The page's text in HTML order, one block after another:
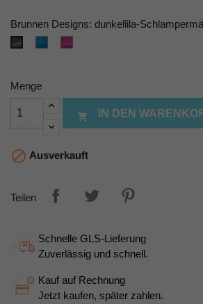
Brunnen Designs: dunkellila-
dunkellila-
blue-
Menge
 IN DEN
 Ausverkauft
Teilen
Schnelle GLS-Lieferung
Zuverlässig und schnell.
Kauf auf Rechnung
Jetzt kaufen, später zahlen.